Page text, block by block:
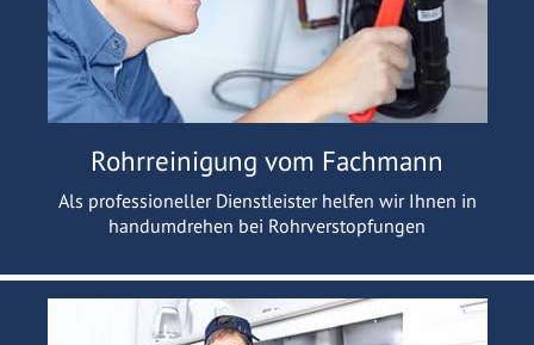
Rohrreinigung vom Fachmann
Als professioneller Dienstleister helfen wir Ihnen in
handumdrehen bei Rohrverstopfungen